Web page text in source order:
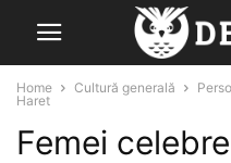
Home Cultură generală
Haret
Femei